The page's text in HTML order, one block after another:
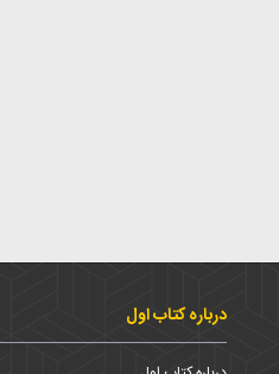
درباره کتاب اول